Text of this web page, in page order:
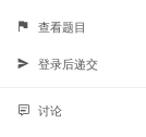
查看题目
登录后递交
讨论